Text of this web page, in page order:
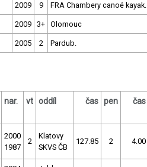
2009 9 FRA Chambery canoé kayak.
2009 3+ Olomouc
2005 2 Pardub.
nar. vt oddíl čas pen čas
2000
1987
2
Klatovy
SKVS ČB
127.85 2 4.00